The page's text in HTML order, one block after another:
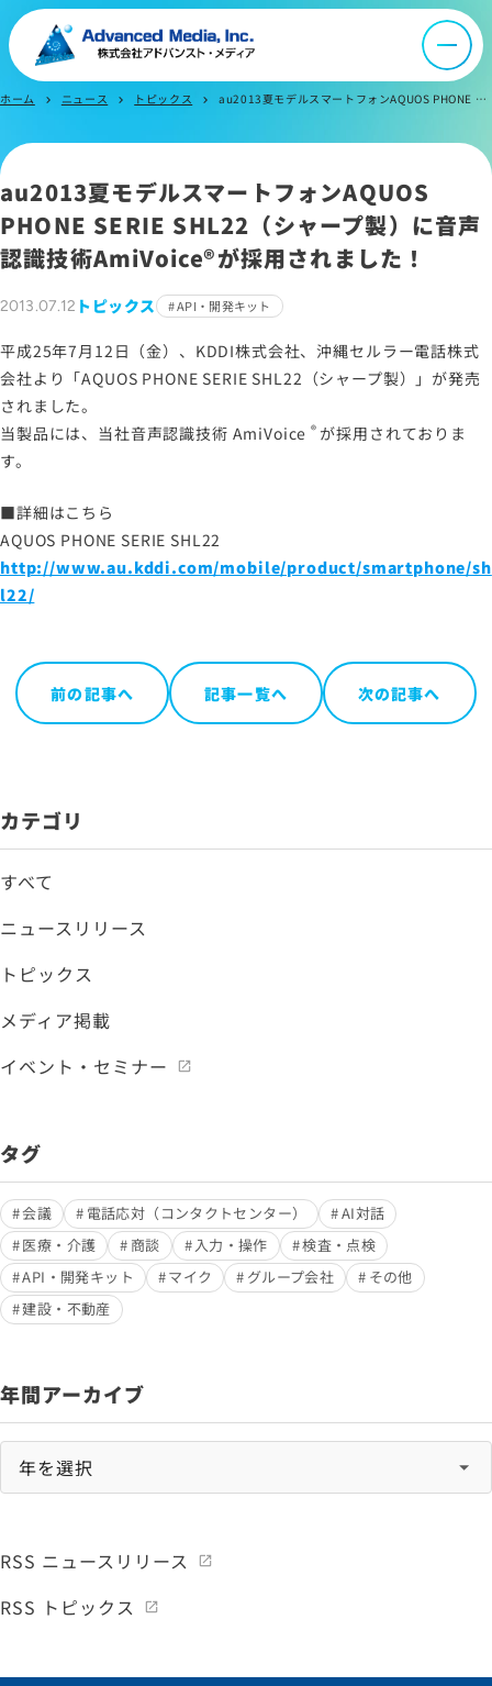
会社案内
オウンドメディア
ニュース
IR情報
よくあるご質問
お問い合わせ
サイトマップ
ソーシャルメディアポリシー
プライバシーポリシー
情報セキュリティポリシー
ホーム chevron_right ニュース chevron_right トピックス chevron_right au2013夏モデルスマートフォンAQUOS PHONE SERIE SHL22（シャープ製）に音声認識技術AmiVoiceが採用されました！
au2013夏モデルスマートフォンAQUOS
PHONE SERIE SHL22（シャープ製）に音声
認識技術AmiVoice®が採用されました！
2013.07.12 トピックス API・開発キット
平成25年7月12日（金）、KDDI株式会社、沖縄セルラー電話株式
会社より「AQUOS PHONE SERIE SHL22（シャープ製）」が発売
されました。
当製品には、当社音声認識技術 AmiVoice® が採用されておりま
す。
■詳細はこちら
AQUOS PHONE SERIE SHL22
http://www.au.kddi.com/mobile/product/smartphone/sh
l22/
前の記事へ 記事一覧へ 次の記事へ
カテゴリ
すべて
ニュースリリース
トピックス
メディア掲載
イベント・セミナー
タグ
会議 電話応対（コンタクトセンター）
AI対話
医療・介護
商談 入力・操作
検査・点検
API・開発キット
マイク グループ会社
その他
建設・不動産
年間アーカイブ
RSS ニュースリリース
RSS トピックス